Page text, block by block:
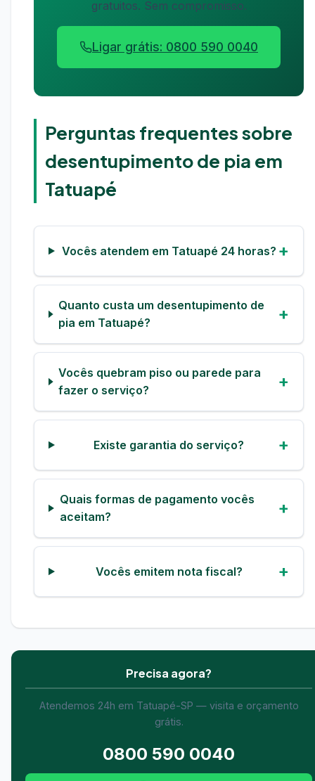
gratuitos. Sem compromisso.
Ligar grátis: 0800 590 0040
Perguntas frequentes sobre
desentupimento de pia em
Tatuapé
Vocês atendem em Tatuapé 24 horas?
Quanto custa um desentupimento de
pia em Tatuapé?
Vocês quebram piso ou parede para
fazer o serviço?
Existe garantia do serviço?
Quais formas de pagamento vocês
aceitam?
Vocês emitem nota fiscal?
Precisa agora?
Atendemos 24h em Tatuapé-SP — visita e orçamento
grátis.
0800 590 0040